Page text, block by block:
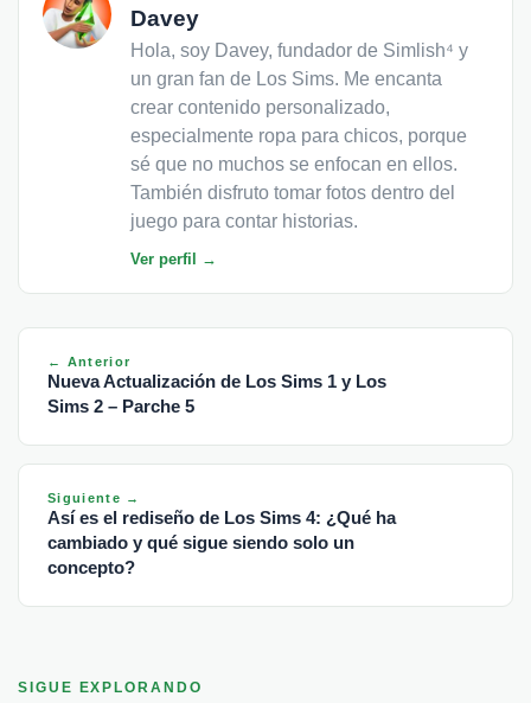
Davey
Hola, soy Davey, fundador de Simlish⁴ y
un gran fan de Los Sims. Me encanta
crear contenido personalizado,
especialmente ropa para chicos, porque
sé que no muchos se enfocan en ellos.
También disfruto tomar fotos dentro del
juego para contar historias.
Ver perfil →
← Anterior
Nueva Actualización de Los Sims 1 y Los
Sims 2 – Parche 5
Siguiente →
Así es el rediseño de Los Sims 4: ¿Qué ha
cambiado y qué sigue siendo solo un
concepto?
SIGUE EXPLORANDO